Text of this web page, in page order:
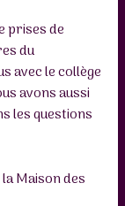
prises de
du
avec le collège
avons aussi
les questions
Maison des